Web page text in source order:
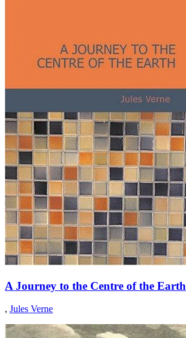
A Journey to the Centre of the Earth
, Jules Verne